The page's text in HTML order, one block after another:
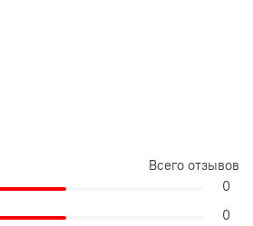
Всего отзывов
0
0